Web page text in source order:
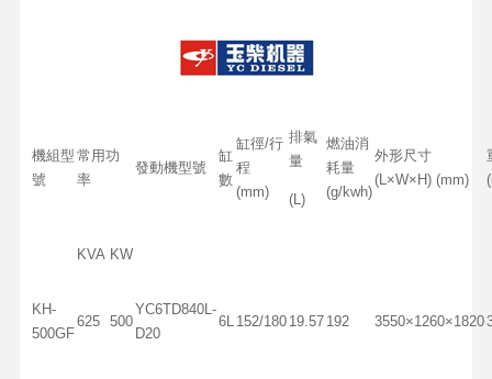
機組型
號
常用功
率
發動機型號
缸
數
缸徑/行
程
(mm)
排氣
量
(L)
燃油消
耗量
(g/kwh)
外形尺寸
(L×W×H) (mm)
KVA KW
KH-
500GF
625 500
YC6TD840L-
D20
6L 152/180 19.57 192 3550×1260×1820